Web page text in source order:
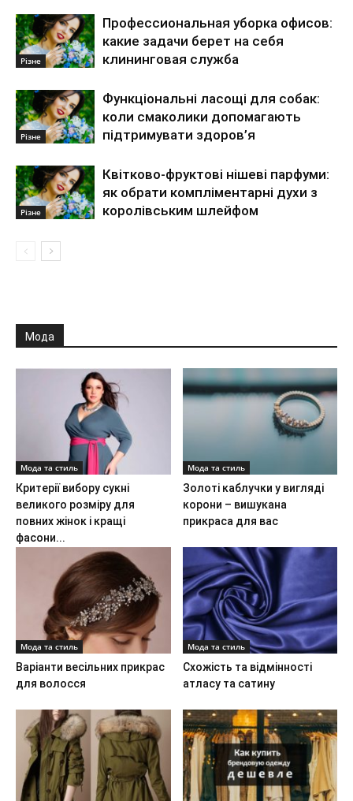
Різне
Профессиональная уборка офисов:
какие задачи берет на себя
клининговая служба
Різне
Функціональні ласощі для собак:
коли смаколики допомагають
підтримувати здоров’я
Різне
Квітково-фруктові нішеві парфуми:
як обрати компліментарні духи з
королівським шлейфом
Мода
Мода та стиль
Критерії вибору сукні
великого розміру для
повних жінок і кращі
фасони...
Мода та стиль
Золоті каблучки у вигляді
корони – вишукана
прикраса для вас
Мода та стиль
Варіанти весільних прикрас
для волосся
Мода та стиль
Схожість та відмінності
атласу та сатину